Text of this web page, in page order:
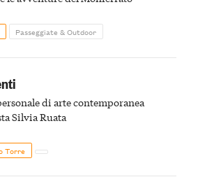
Passeggiate & Outdoor
di arte contemporanea
Silvia Ruata
Torre